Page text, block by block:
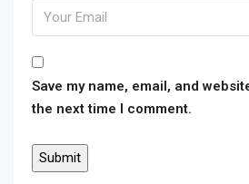
Save my name, email, and
the next time I comment.